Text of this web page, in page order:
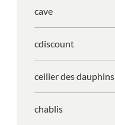
cave
cdiscount
cellier des dauphins
chablis